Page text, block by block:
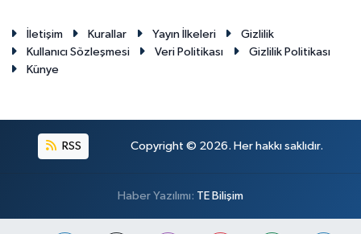
İletişim Kurallar Yayın İlkeleri
Gizlilik
Kullanıcı Sözleşmesi
Veri Politikası
Gizlilik Politikası
Künye
RSS Copyright © 2026. Her hakkı saklıdır.
Haber Yazılımı: TE Bilişim